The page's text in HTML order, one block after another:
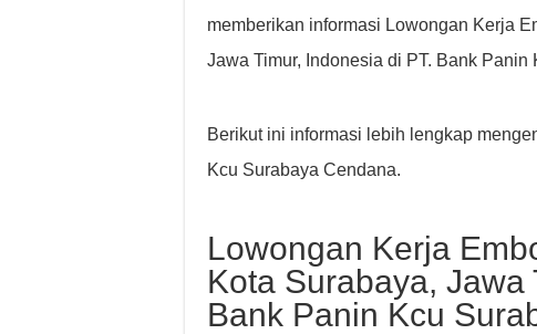
memberikan informasi Lowongan Kerja
Jawa Timur, Indonesia di PT. Bank Panin
Berikut ini informasi lebih lengkap
Kcu Surabaya Cendana.
Lowongan Kerja
Kota Surabaya, Jawa
Bank Panin Kcu